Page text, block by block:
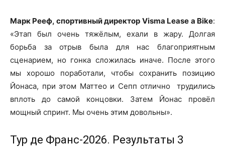
Марк Рееф, спортивный директор Visma Lease a Bike:
«Этап был очень тяжёлым, ехали в жару. Долгая
борьба за отрыв была для нас благоприятным
сценарием, но гонка сложилась иначе. После этого
мы хорошо поработали, чтобы сохранить позицию
Йонаса, при этом Маттео и Сепп отлично трудились
вплоть до самой концовки. Затем Йонас провёл
мощный спринт. Мы очень этим довольны».
Тур де Франс-2026. Результаты 3